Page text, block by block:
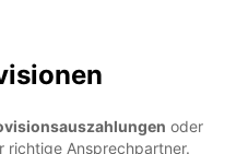
oder
richtige Ansprechpartner.